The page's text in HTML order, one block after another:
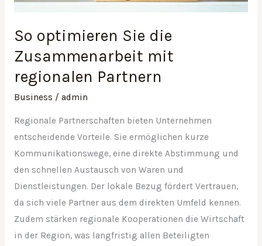
So optimieren Sie die
Zusammenarbeit mit
regionalen Partnern
Business / admin
Regionale Partnerschaften bieten Unternehmen
entscheidende Vorteile. Sie ermöglichen kurze
Kommunikationswege, eine direkte Abstimmung und
den schnellen Austausch von Waren und
Dienstleistungen. Der lokale Bezug fördert Vertrauen,
da sich viele Partner aus dem direkten Umfeld kennen.
Zudem stärken regionale Kooperationen die Wirtschaft
in der Region, was langfristig allen Beteiligten